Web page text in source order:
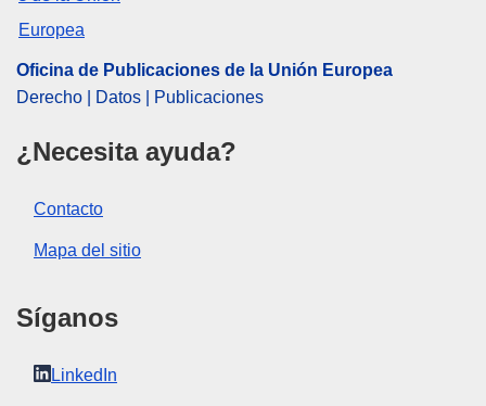
Oficina de Publicaciones de la Unión Europea
Derecho | Datos | Publicaciones
¿Necesita ayuda?
Contacto
Mapa del sitio
Síganos
LinkedIn